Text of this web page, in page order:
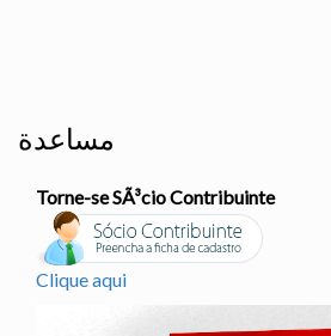
مساعدة
Torne-se SÃ³cio Contribuinte
Clique aqui